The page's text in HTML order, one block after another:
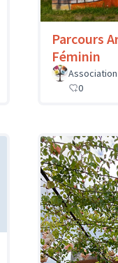
Parcours
Féminin
0